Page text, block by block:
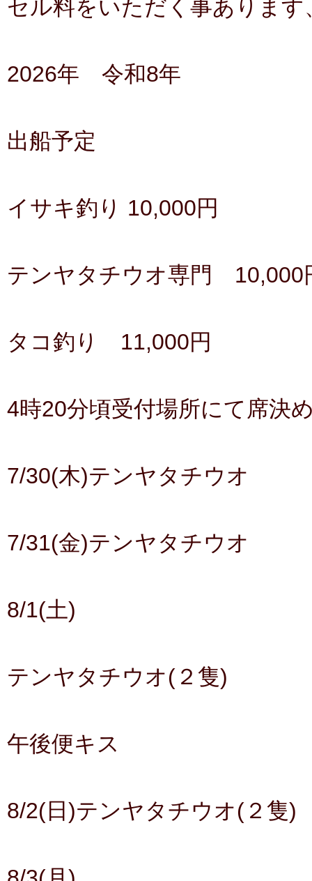
セル料をいただく事ありま
2026年 令和8年
出船予定
イサキ釣り 10,000円
テンヤタチウオ専門 10,000
タコ釣り 11,000円
4時20分頃受付場所にて席決
7/30(木)テンヤタチウオ
7/31(金)テンヤタチウオ
8/1(土)
テンヤタチウオ(２隻)
午後便キス
8/2(日)テンヤタチウオ(２隻)